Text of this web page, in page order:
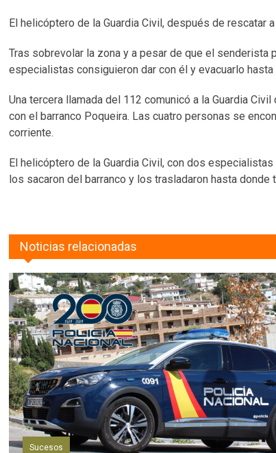
El helicóptero de la Guardia Civil, después de rescatar
Tras sobrevolar la zona y a pesar de que el
especialistas consiguieron dar con él y evacuarlo
Una tercera llamada del 112 comunicó a la Guardia
con el barranco Poqueira. Las cuatro personas se
corriente.
El helicóptero de la Guardia Civil, con dos
los sacaron del barranco y los trasladaron hasta donde
Noticias relacionadas
Sucesos